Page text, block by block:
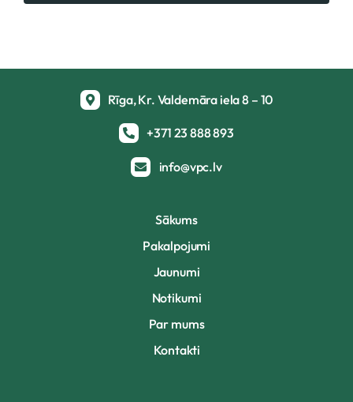
Rīga, Kr. Valdemāra iela 8 – 10
+371 23 888 893
info@vpc.lv
Sākums
Pakalpojumi
Jaunumi
Notikumi
Par mums
Kontakti